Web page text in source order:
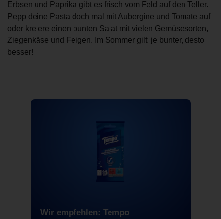
Wir empfehlen: Tempo
Erbsen und Paprika gibt es frisch vom Feld auf den Teller.
Pepp deine Pasta doch mal mit Aubergine und Tomate auf
oder kreiere einen bunten Salat mit vielen Gemüsesorten,
Ziegenkäse und Feigen. Im Sommer gilt: je bunter, desto
besser!